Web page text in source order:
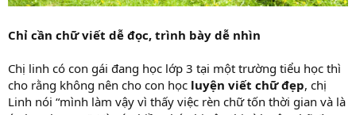
Chỉ cần chữ viết dễ đọc, trình bày dễ nhìn
Chị linh có con gái đang học lớp 3 tại một trường tiểu học thì
cho rằng không nên cho con học luyện viết chữ đẹp, chị
Linh nói “mình làm vậy vì thấy việc rèn chữ tốn thời gian và là